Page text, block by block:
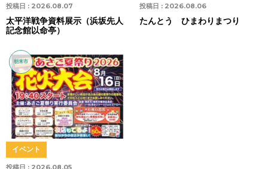
投稿日 : 2026.08.07
太平洋戦争資料展示（浜坂先人
記念館以命亭）
投稿日 : 2026.08.06
たんとう ひまわりまつり
朝来市
投稿日 : 2026.08.05
イベント